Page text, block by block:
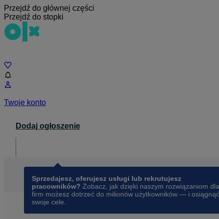
Przejdź do głównej części
Przejdź do stopki
Twoje konto
Dodaj ogłoszenie
Sprzedajesz, oferujesz usługi lub rekrutujesz
pracowników? Zobacz, jak dzięki naszym rozwiązaniom dla
firm możesz dotrzeć do milionów użytkowników — i osiągnąć
swoje cele.